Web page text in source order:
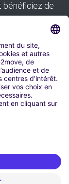
bénéficiez de